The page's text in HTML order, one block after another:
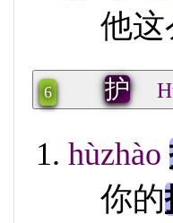
他这
6 护
hùzhào
你的